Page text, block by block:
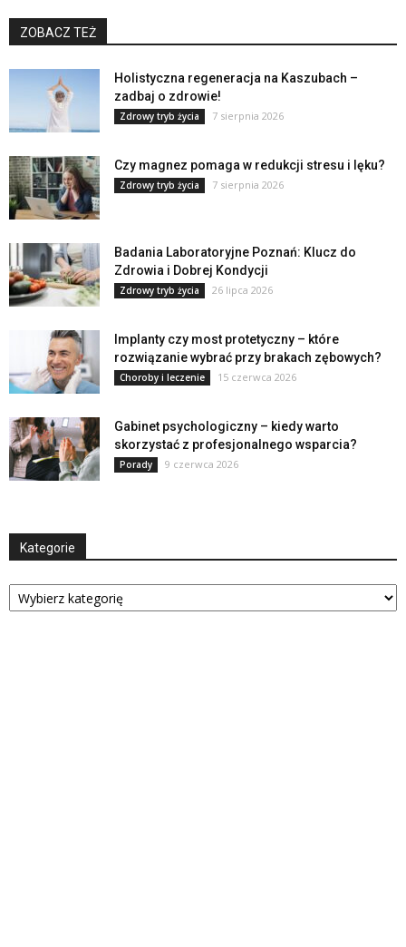
ZOBACZ TEŻ
Holistyczna regeneracja na Kaszubach –
zadbaj o zdrowie!
Zdrowy tryb życia 7 sierpnia 2026
Czy magnez pomaga w redukcji stresu i lęku?
Zdrowy tryb życia 7 sierpnia 2026
Badania Laboratoryjne Poznań: Klucz do
Zdrowia i Dobrej Kondycji
Zdrowy tryb życia 26 lipca 2026
Implanty czy most protetyczny – które
rozwiązanie wybrać przy brakach zębowych?
Choroby i leczenie 15 czerwca 2026
Gabinet psychologiczny – kiedy warto
skorzystać z profesjonalnego wsparcia?
Porady 9 czerwca 2026
Kategorie
Kategorie